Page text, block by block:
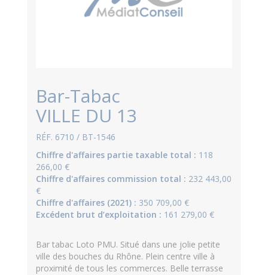
Bar-Tabac
VILLE DU 13
RÉF. 6710 / BT-1546
Chiffre d'affaires partie taxable total : 118
266,00 €
Chiffre d'affaires commission total : 232 443,00
€
Chiffre d'affaires (2021) : 350 709,00 €
Excédent brut d’exploitation : 161 279,00 €
Bar tabac Loto PMU. Situé dans une jolie petite
ville des bouches du Rhône. Plein centre ville à
proximité de tous les commerces. Belle terrasse